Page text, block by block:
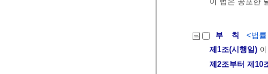
부 칙
<법
제1조(시행일)
제2조부터 제10